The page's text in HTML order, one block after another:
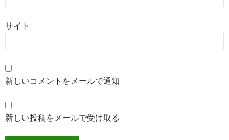
サイト
新しいコメントをメールで通知
新しい投稿をメールで受け取る